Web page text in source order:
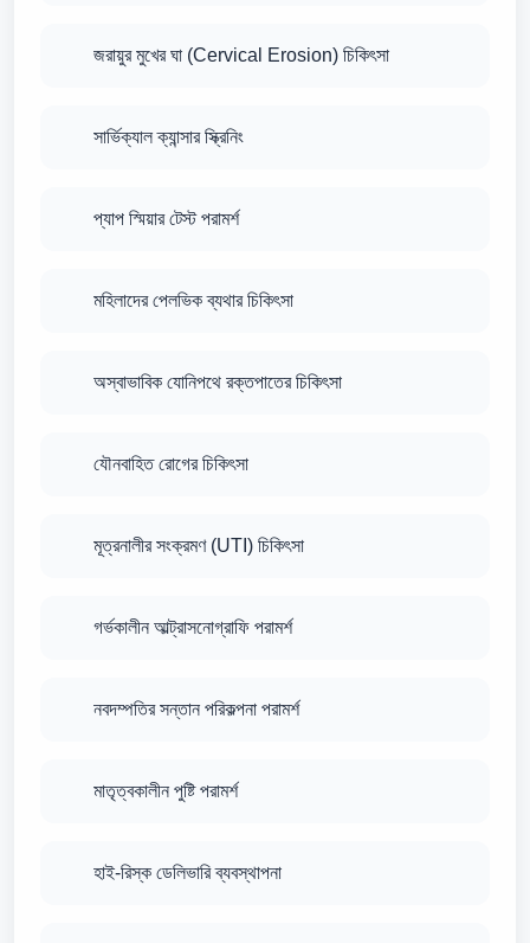
জরায়ুর মুখের ঘা (Cervical Erosion) চিকিৎসা
সার্ভিক্যাল ক্যান্সার স্ক্রিনিং
প্যাপ স্মিয়ার টেস্ট পরামর্শ
মহিলাদের পেলভিক ব্যথার চিকিৎসা
অস্বাভাবিক যোনিপথে রক্তপাতের চিকিৎসা
যৌনবাহিত রোগের চিকিৎসা
মূত্রনালীর সংক্রমণ (UTI) চিকিৎসা
গর্ভকালীন আল্ট্রাসনোগ্রাফি পরামর্শ
নবদম্পতির সন্তান পরিকল্পনা পরামর্শ
মাতৃত্বকালীন পুষ্টি পরামর্শ
হাই-রিস্ক ডেলিভারি ব্যবস্থাপনা